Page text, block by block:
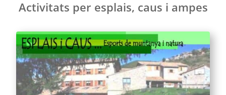
Activitats per esplais, caus i ampes